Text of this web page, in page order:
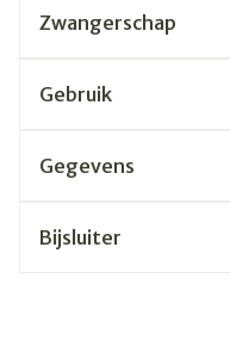
Zwangerschap
Gebruik
Gegevens
Bijsluiter